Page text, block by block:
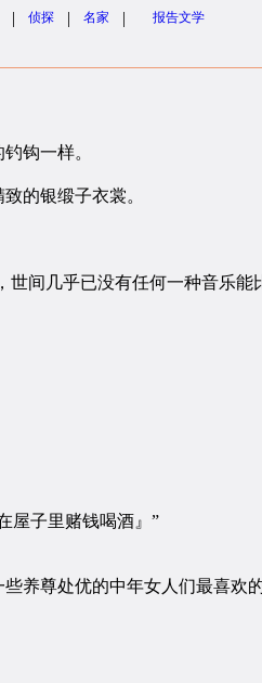
| 侦探 | 名家 | 报告文学
钩一样。
的银缎子衣裳。
间几乎已没有任何一种音乐能
屋子里赌钱喝酒』”
尊处优的中年女人们最喜欢的